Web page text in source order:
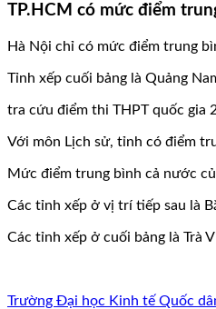
TP.HCM có mức điểm
Hà Nội chỉ có mức điểm trung
Tỉnh xếp cuối bảng là Quảng
tra cứu điểm thi THPT quốc gia
Với môn Lịch sử, tỉnh có điểm
Mức điểm trung bình cả nước
Các tỉnh xếp ở vị trí tiếp sau là
Các tỉnh xếp ở cuối bảng là Trà
Trường Đại học Kinh tế Quốc